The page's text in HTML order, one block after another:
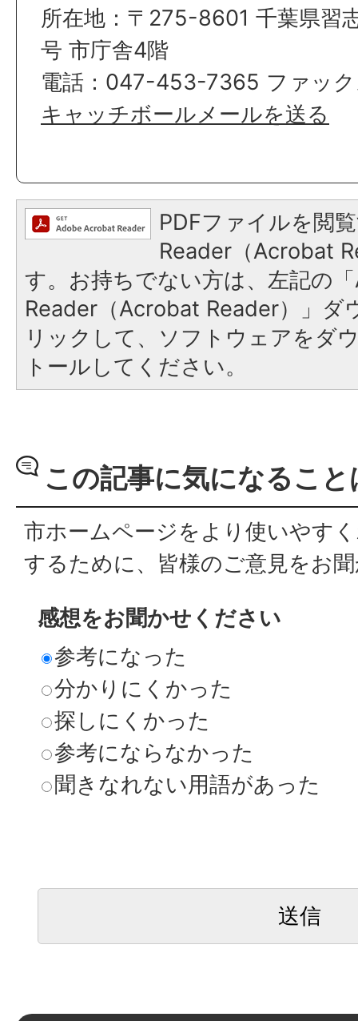
所在地：〒275-8601 千葉県習
号 市庁舎4階
電話：047-453-7365 ファッ
キャッチボールメールを送る
PDFファイルを閲
Reader（Acrobat
す。お持ちでない方は、左記の
Reader（Acrobat Reader）」ダ
リックして、ソフトウェアをダ
トールしてください。
この記事に気になるこ
市ホームページをより使いやす
するために、皆様のご意見をお
感想をお聞かせください
参考になった
分かりにくかった
探しにくかった
参考にならなかった
聞きなれない用語があった